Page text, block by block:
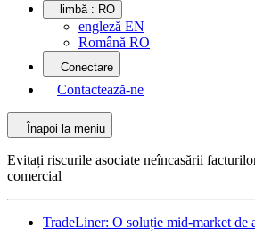
limbă : RO
engleză EN
Română RO
Conectare
Contactează-ne
Înapoi la meniu
Evitați riscurile asociate neîncasării
comercial
TradeLiner: O soluție mid-market de